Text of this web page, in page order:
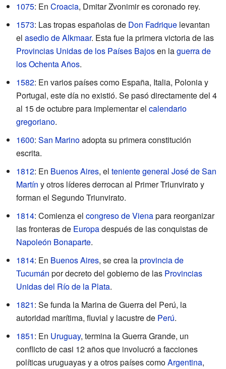
1075: En Croacia, Dmitar Zvonimir es coronado rey.
1573: Las tropas españolas de Don Fadrique levantan
el asedio de Alkmaar. Esta fue la primera victoria de las
Provincias Unidas de los Países Bajosen laguerra de
los Ochenta Años.
1582: En varios países como España, Italia, Polonia y
Portugal, este día no existió. Se pasó directamente del 4
al 15 de octubre para implementar el calendario
gregoriano.
1600: San Marinoadopta su primera constitución
escrita.
1812: En Buenos Aires, el teniente general José de San
Martín y otros líderes derrocan al Primer Triunvirato y
forman el Segundo Triunvirato.
1814: Comienza el congreso de Vienapara reorganizar
las fronteras de Europadespués de las conquistas de
Napoleón Bonaparte.
1814: En Buenos Aires, se crea laprovincia de
Tucumán por decreto del gobierno de las Provincias
Unidas del Río de la Plata.
1821: Se funda la Marina de Guerra del Perú, la
autoridad marítima, fluvial y lacustre de Perú.
1851: En Uruguay, termina la Guerra Grande, un
conflicto de casi 12 años que involucró a facciones
políticas uruguayas y a otros países comoArgentina,